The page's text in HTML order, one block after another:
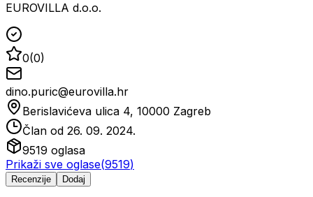
EUROVILLA d.o.o.
0(0)
dino.puric@eurovilla.hr
Berislavićeva ulica 4, 10000 Zagreb
Član od 26. 09. 2024.
9519 oglasa
Prikaži sve oglase(9519)
Recenzije Dodaj